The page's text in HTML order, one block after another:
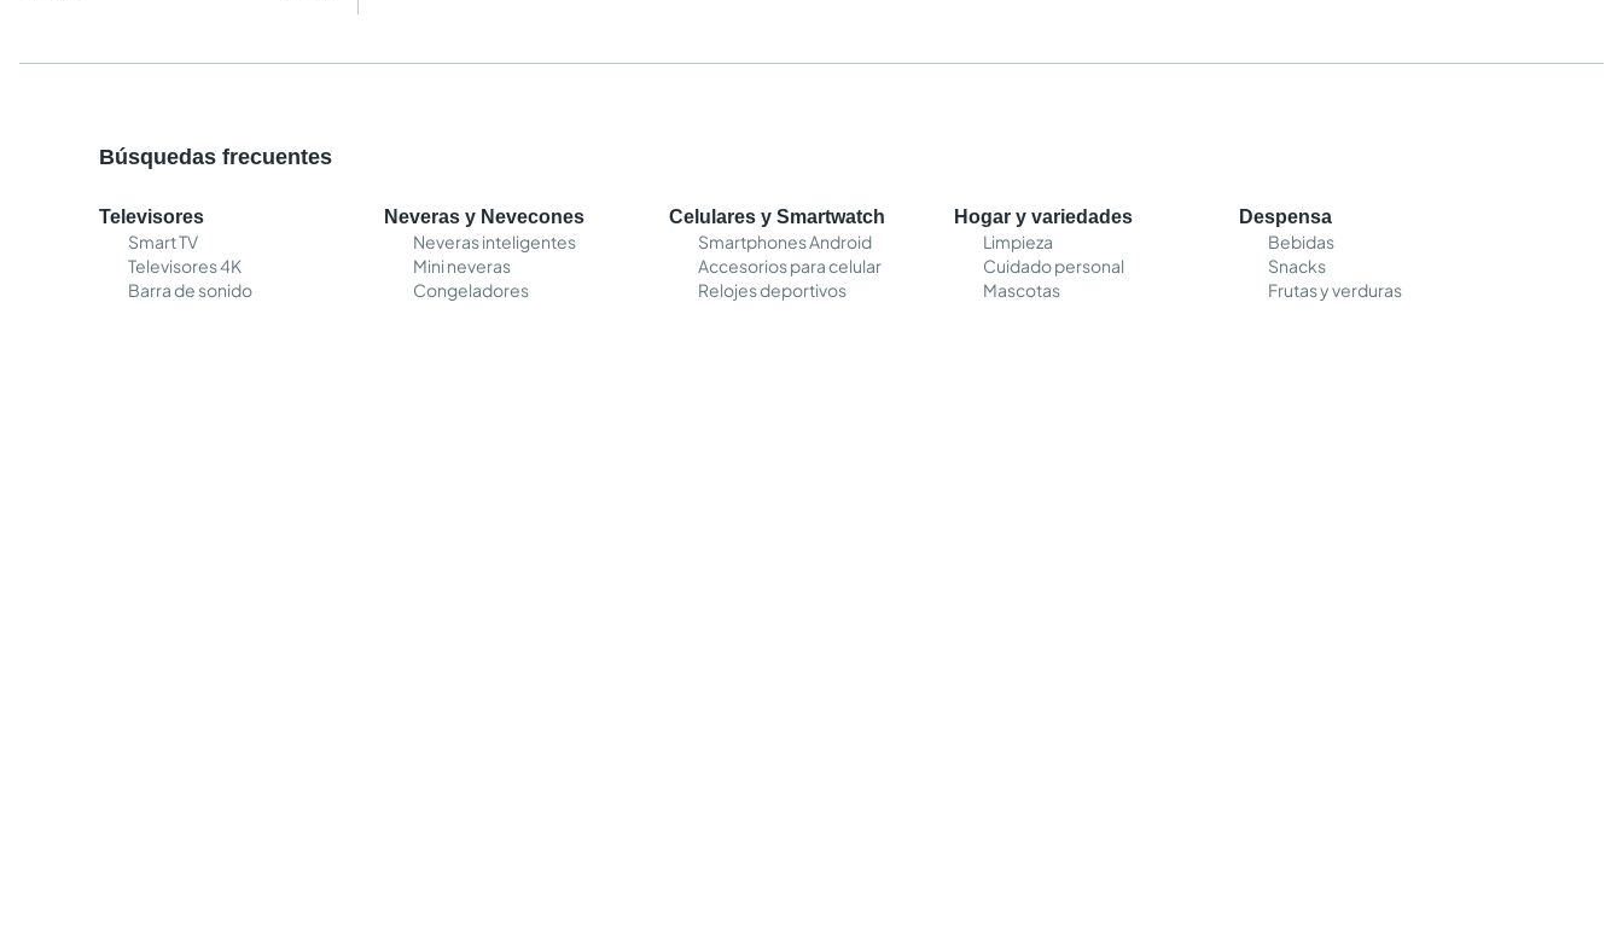
Búsquedas frecuentes
Televisores
Smart TV
Televisores 4K
Barra de sonido
Neveras y Nevecones
Neveras inteligentes
Mini neveras
Congeladores
Celulares y Smartwatch
Smartphones Android
Accesorios para celular
Relojes deportivos
Hogar y variedades
Limpieza
Cuidado personal
Mascotas
Despensa
Bebidas
Snacks
Frutas y verduras